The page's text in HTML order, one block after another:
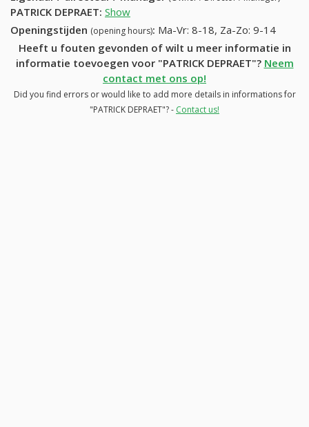
PATRICK DEPRAET: Show
Openingstijden (opening hours): Ma-Vr: 8-18, Za-Zo: 9-14
Heeft u fouten gevonden of wilt u meer informatie in
informatie toevoegen voor "PATRICK DEPRAET"? Neem
contact met ons op!
Did you find errors or would like to add more details in informations for
"PATRICK DEPRAET"? - Contact us!